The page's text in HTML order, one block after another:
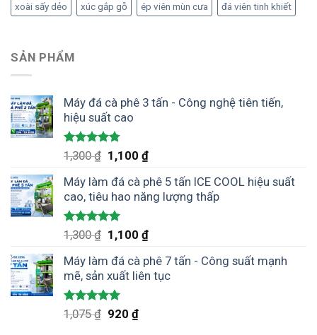
xoài sấy dẻo xúc gắp gỗ ép viên mùn cưa đá viên tinh khiết
SẢN PHẨM
Máy đá cà phê 3 tấn - Công nghệ tiên tiến,
hiệu suất cao
Được xếp
hạng
4.75
5 sao
1,300₫ Giá
là:
1,300 ₫.
1,100₫Giá
tại
là:
Máy làm đá cà phê 5 tấn ICE COOL hiệu suất
cao, tiêu hao năng lượng thấp
Được xếp
hạng
5.00
5 sao
1,300₫ Giá
là:
1,300 ₫.
1,100₫Giá
tại
là:
Máy làm đá cà phê 7 tấn - Công suất mạnh
mẽ, sản xuất liên tục
Được xếp
hạng
5.00
1,075₫ Giá
920₫Giá